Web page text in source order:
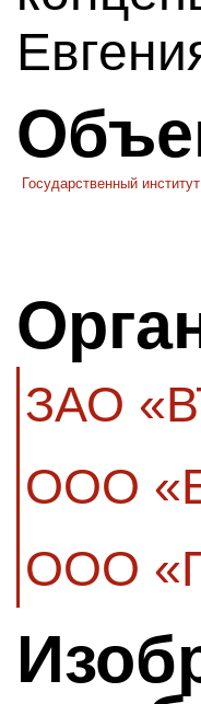
Государственный
ЗАО
ООО
ООО